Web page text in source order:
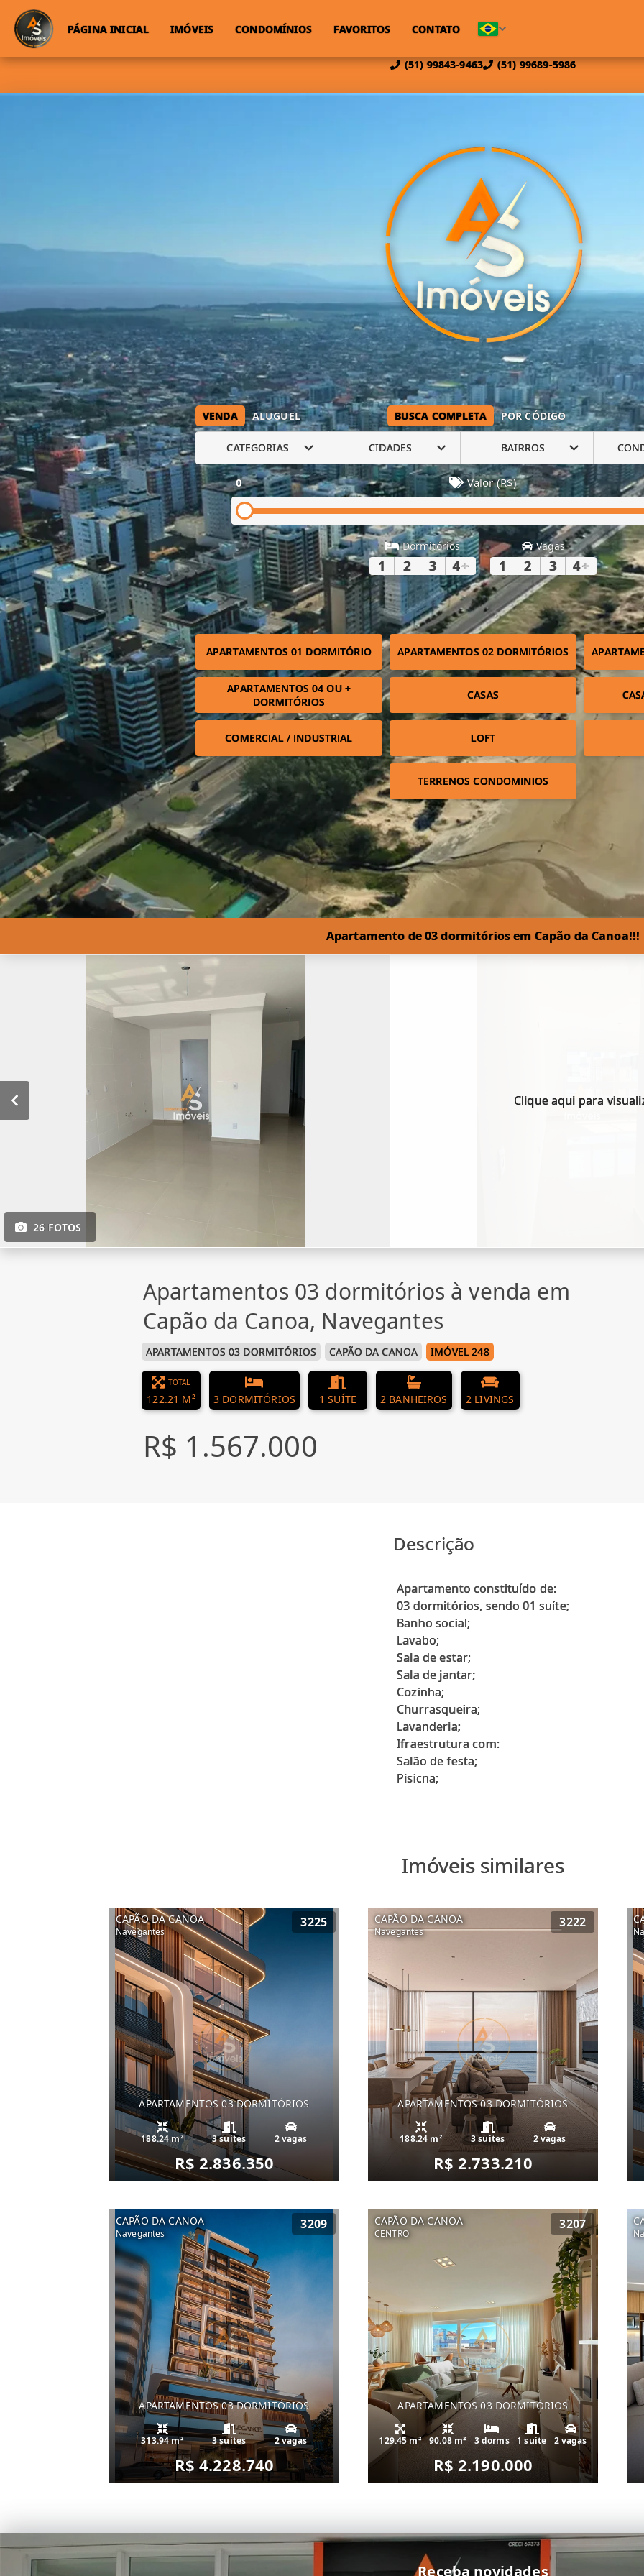
(51) 99843-9463 (51) 99689-5986
PÁGINA INICIAL IMÓVEIS CONDOMÍNIOS FAVORITOS CONTATO
VENDA ALUGUEL BUSCA COMPLETA POR CÓDIGO
CATEGORIAS CIDADES BAIRROS
0 Valor (R$)
Dormitórios
1 2 3 4+
Vagas
1 2 3 4+
APARTAMENTOS 01 DORMITÓRIO APARTAMENTOS 02 DORMITÓRIOS
APARTAMENTOS 04 OU +
DORMITÓRIOS
CASAS
COMERCIAL / INDUSTRIAL LOFT
TERRENOS CONDOMINIOS
Apartamento de 03 dormitórios em Capão da Canoa!!!
26 FOTOS
Clique aqui para
Apartamentos 03 dormitórios à venda em
Capão da Canoa, Navegantes
APARTAMENTOS 03 DORMITÓRIOS CAPÃO DA CANOA IMÓVEL 248
TOTAL
122.21 M² 3 DORMITÓRIOS 1 SUÍTE 2 BANHEIROS 2 LIVINGS
R$ 1.567.000
Descrição
Apartamento constituído de:
03 dormitórios, sendo 01 suíte;
Banho social;
Lavabo;
Sala de estar;
Sala de jantar;
Cozinha;
Churrasqueira;
Lavanderia;
Ifraestrutura com:
Salão de festa;
Imóveis similares
CAPÃO DA CANOA
Navegantes
3225
APARTAMENTOS 03 DORMITÓRIOS
188.24 m² 3 suítes 2 vagas
R$ 2.836.350
CAPÃO DA CANOA
Navegantes
3222
APARTAMENTOS 03 DORMITÓRIOS
188.24 m² 3 suítes 2 vagas
R$ 2.733.210
CAPÃO DA CANOA
Navegantes
3209
APARTAMENTOS 03 DORMITÓRIOS
313.94 m² 3 suítes 2 vagas
R$ 4.228.740
CAPÃO DA CANOA
CENTRO
3207
APARTAMENTOS 03 DORMITÓRIOS
129.45 m² 90.08 m² 3 dorms 1 suíte 2 vagas
R$ 2.190.000
Receba novidades